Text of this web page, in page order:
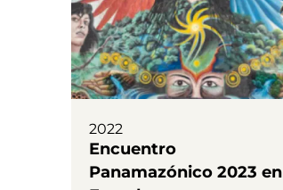
2022
Encuentro
Panamazónico 2023 en